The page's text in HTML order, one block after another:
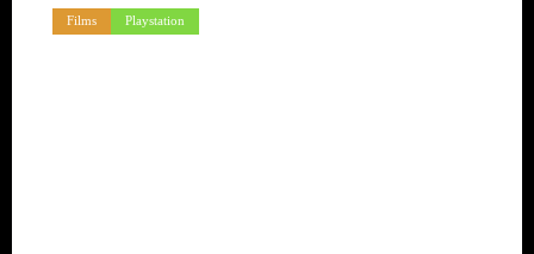
Films Playstation